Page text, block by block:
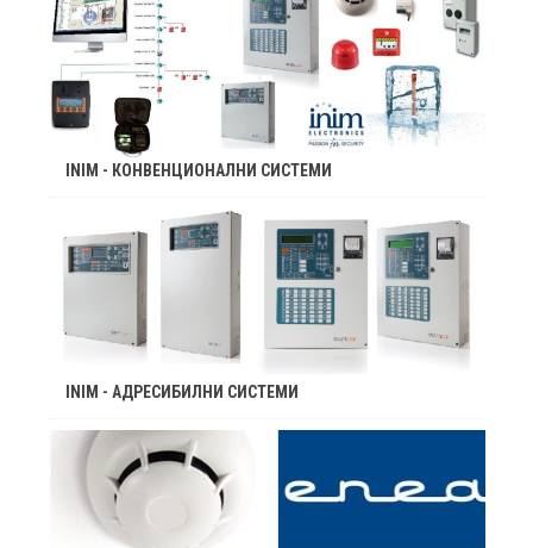
INIM - КОНВЕНЦИОНАЛНИ СИСТЕМИ
INIM - АДРЕСИБИЛНИ СИСТЕМИ